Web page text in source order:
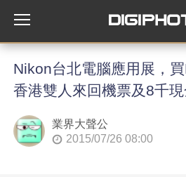
Nikon台北電腦應用展，
香港雙人來回機票及8千
業界大聲公
2015/07/26 08:00